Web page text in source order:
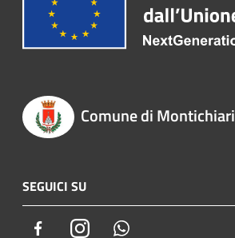
Comune di Montichiari
SEGUICI SU
FacebookInstagram